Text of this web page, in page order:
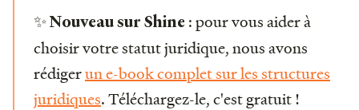
✨Nouveau sur Shine : pour vous aider à
choisir votre statut juridique, nous avons
rédigerun e-book complet sur les structures
juridiques. Téléchargez-le, c'est gratuit !